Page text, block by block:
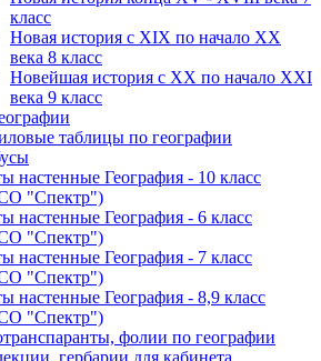
класс
Новая история с XIX по начало XX
века 8 класс
Новейшая история с XX по начало XXI
века 9 класс
таблицы по географии
настенные География - 10 класс
"Спектр")
настенные География - 6 класс
"Спектр")
настенные География - 7 класс
"Спектр")
настенные География - 8,9 класс
"Спектр")
фолии по географии
гербарии для кабинета